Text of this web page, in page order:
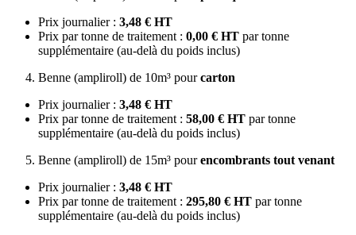
Prix journalier : 3,48 € HT
Prix par tonne de traitement : 0,00 € HT par tonne
supplémentaire (au-delà du poids inclus)
Benne (ampliroll) de 10m³ pourcarton
Prix journalier : 3,48 € HT
Prix par tonne de traitement : 58,00 € HT par tonne
supplémentaire (au-delà du poids inclus)
Benne (ampliroll) de 15m³ pourencombrants tout venant
Prix journalier : 3,48 € HT
Prix par tonne de traitement : 295,80 € HT par tonne
supplémentaire (au-delà du poids inclus)